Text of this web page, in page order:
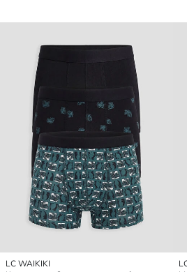
LC WAIKIKI